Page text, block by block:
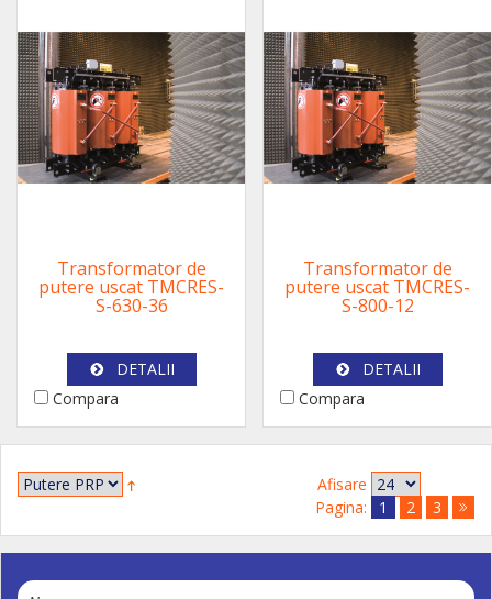
Transformator de
putere uscat TMCRES-
S-630-36
DETALII
Compara
Transformator de
putere uscat TMCRES-
S-800-12
DETALII
Compara
Afisare
Pagina:
1 2 3